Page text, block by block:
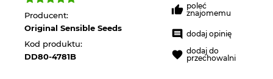
Producent:
Original Sensible Seeds
Kod produktu:
DD80-4781B
poleć
znajomemu
dodaj opinię
dodaj do
przechowalni